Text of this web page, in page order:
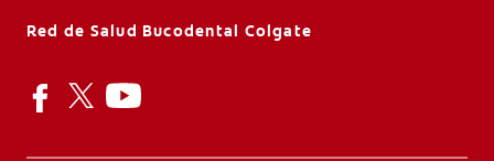
Red de Salud Bucodental Colgate